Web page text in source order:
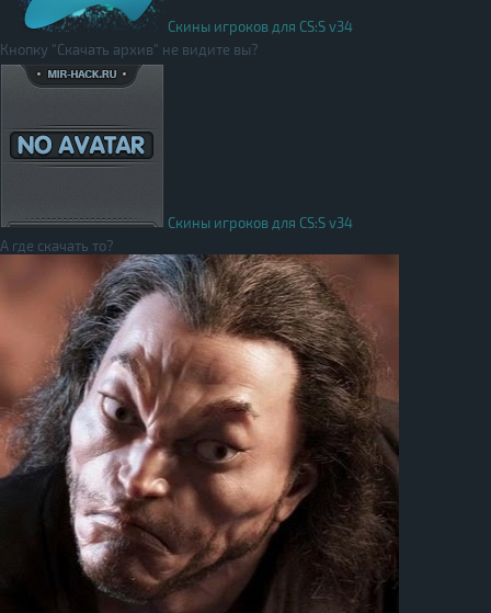
Скины игроков для CS:S v34
Кнопку "Скачать архив" не видите вы?
Скины игроков для CS:S v34
А где скачать то?